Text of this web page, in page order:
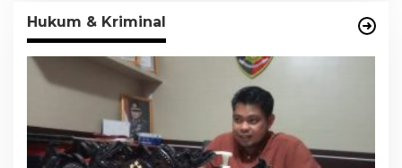
Hukum & Kriminal